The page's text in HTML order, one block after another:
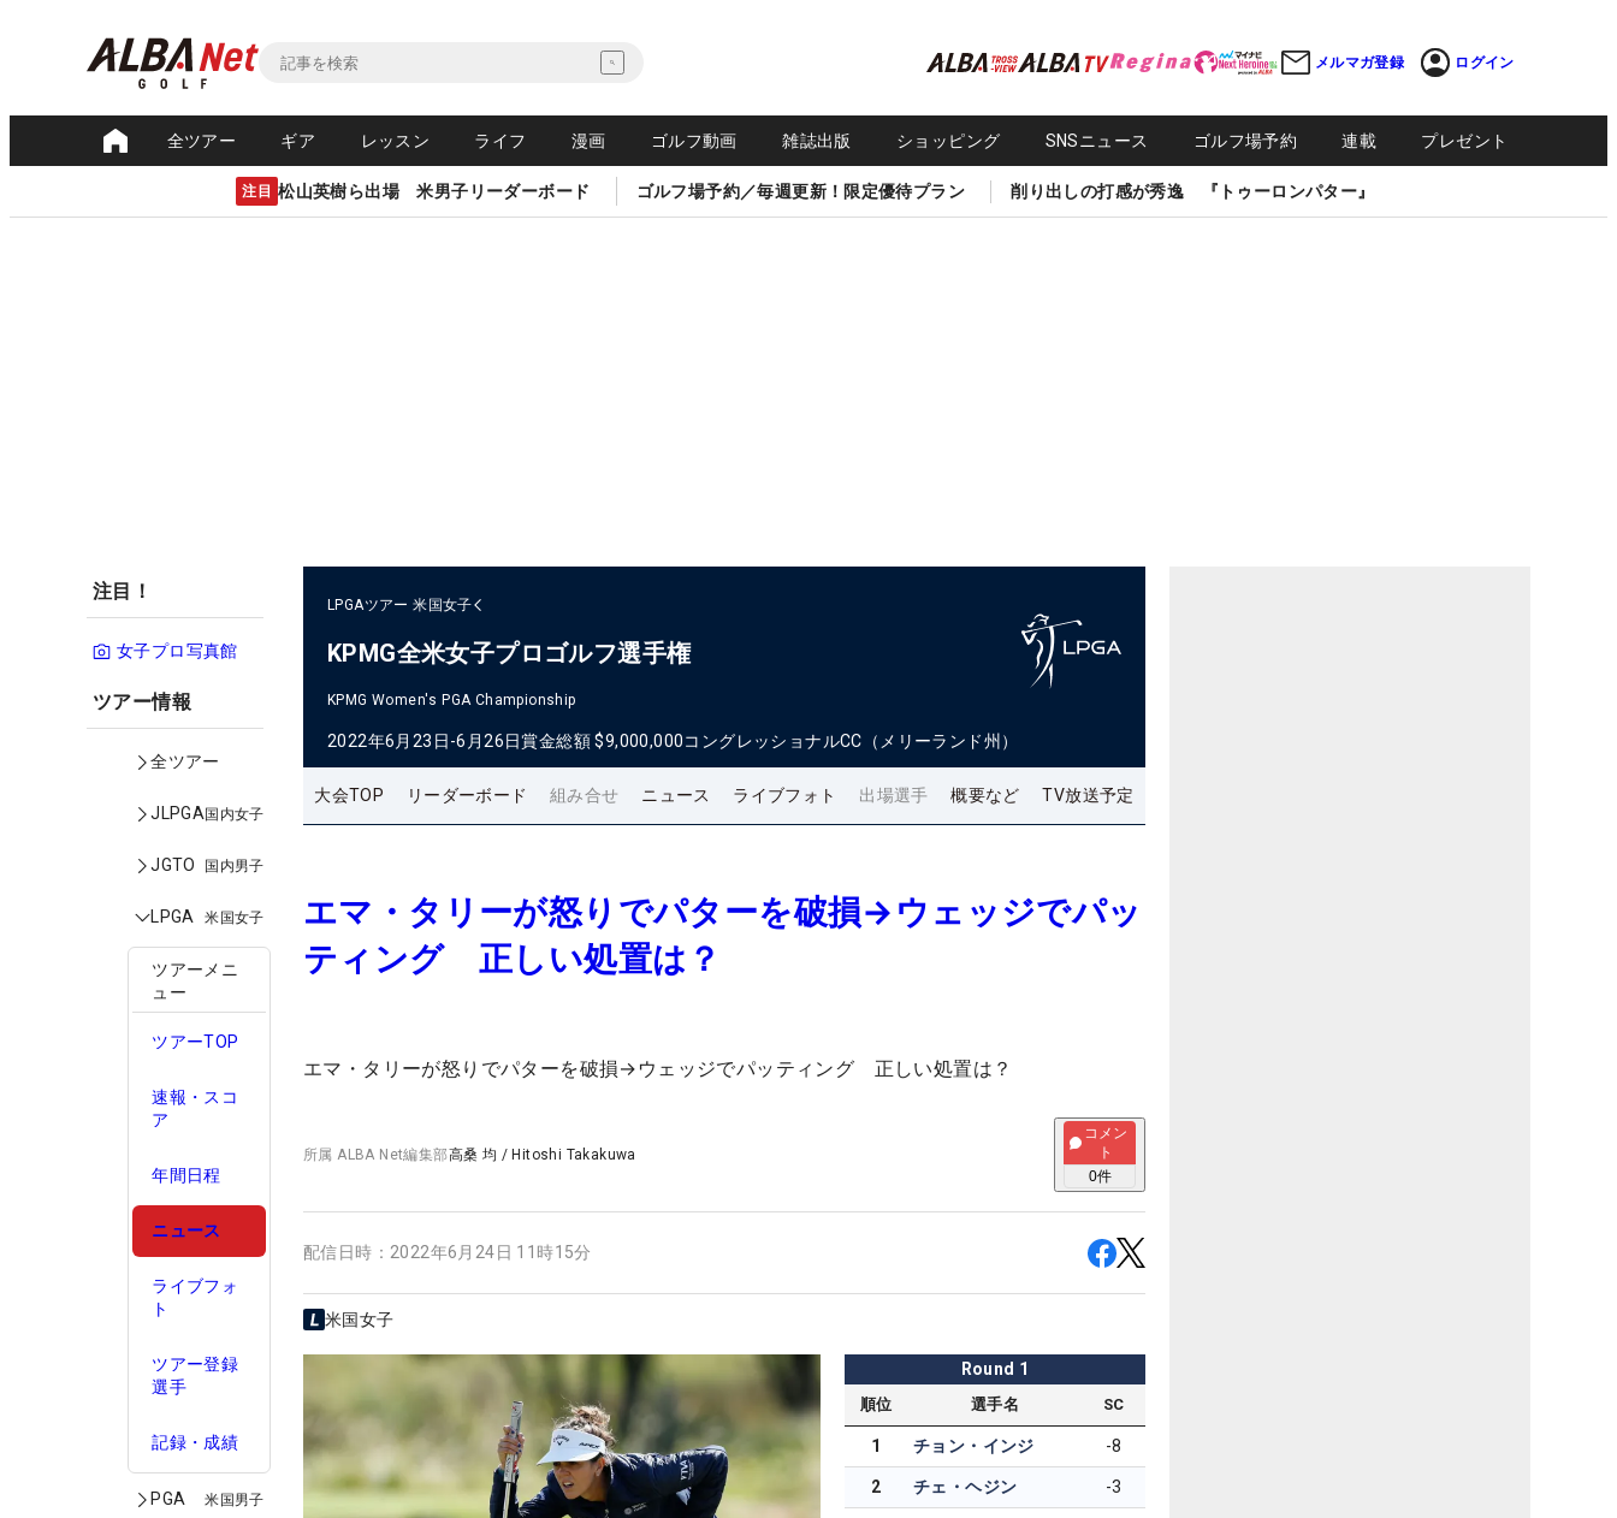
メルマガ登録 ログイン
全ツアー ギア レッスン ライフ 漫画 ゴルフ動画 雑誌出版 ショッピング SNSニュース ゴルフ場予約 連載 プレゼント
注目 松山英樹ら出場 米男子リーダーボード ゴルフ場予約／毎週更新！限定優待プラン 削り出しの打感が秀逸 『トゥーロンパター』
注目！
女子プロ写真館
ツアー情報
全ツアー
JLPGA国内女子
JGTO 国内男子
LPGA 米国女子
ツアーメニ
ュー
ツアーTOP
速報・スコ
ア
年間日程
ニュース
ライブフォ
ト
ツアー登録
選手
記録・成績
PGA 米国男子
LPGAツアー 米国女子
KPMG全米女子プロゴルフ選手権
KPMG Women's PGA Championship
2022年6月23日-6月26日賞金総額 $9,000,000コングレッショナルCC（メリーランド州）
大会TOP リーダーボード 組み合せ ニュース ライブフォト 出場選手 概要など TV放送予定
エマ・タリーが怒りでパターを破損→ウェッジでパッ
ティング 正しい処置は？
エマ・タリーが怒りでパターを破損→ウェッジでパッティング 正しい処置は？
所属ALBA Net編集部高桑 均 / Hitoshi Takakuwa
コメン
ト
0件
配信日時： 2022年6月24日 11時15分
米国女子
Round 1
順位 選手名 SC
1 チョン・インジ -8
2 チェ・ヘジン -3